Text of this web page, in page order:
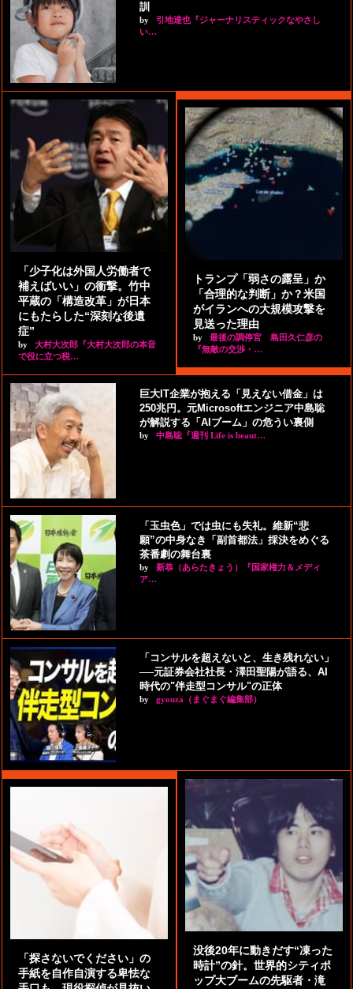
訓
by
引地達也『ジャーナリスティックなやさし
い…
「少子化は外国人労働者で
補えばいい」の衝撃。竹中
平蔵の「構造改革」が日本
にもたらした“深刻な後遺
症”
by
大村大次郎『大村大次郎の本音
で役に立つ税…
トランプ「弱さの露呈」か
「合理的な判断」か？米国
がイランへの大規模攻撃を
見送った理由
by
最後の調停官 島田久仁彦の
『無敵の交渉・…
巨大IT企業が抱える「見えない借金」は
250兆円。元Microsoftエンジニア中島聡
が解説する「AIブーム」の危うい裏側
by 中島聡『週刊 Life is beaut…
「玉虫色」では虫にも失礼。維新“悲
願”の中身なき「副首都法」採決をめぐる
茶番劇の舞台裏
by
新恭（あらたきょう）『国家権力＆メディ
ア…
「コンサルを超えないと、生き残れない」
──元証券会社社長・澤田聖陽が語る、AI
時代の"伴走型コンサル"の正体
by gyouza（まぐまぐ編集部）
「探さないでください」の
手紙を自作自演する卑怯な
没後20年に動きだす“凍った
時計”の針。世界的シティポ
ップ大ブームの先駆者・滝